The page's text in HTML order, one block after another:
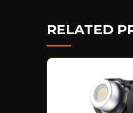
RELATED